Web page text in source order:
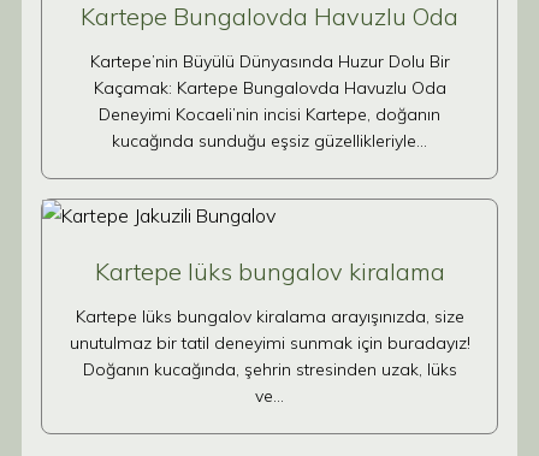
Kartepe Bungalovda Havuzlu Oda
Kartepe’nin Büyülü Dünyasında Huzur Dolu Bir
Kaçamak: Kartepe Bungalovda Havuzlu Oda
Deneyimi Kocaeli’nin incisi Kartepe, doğanın
kucağında sunduğu eşsiz güzellikleriyle…
Kartepe lüks bungalov kiralama
Kartepe lüks bungalov kiralama arayışınızda, size
unutulmaz bir tatil deneyimi sunmak için buradayız!
Doğanın kucağında, şehrin stresinden uzak, lüks
ve…